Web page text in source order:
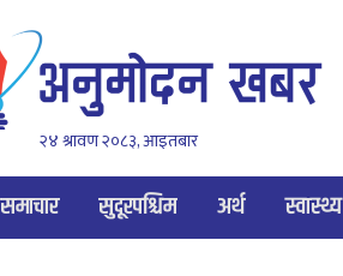
२४ श्रावण २०८३, आइतबार
समाचार सुदूरपश्चिम अर्थ स्वास्थ्य